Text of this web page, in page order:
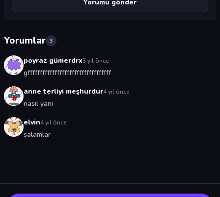
Yorumlar 3
poyraz gümerdrx3 yıl önce
gffffffffffffffffffffffffffffffffff
anne terliyi meşhurdur4 yıl önce
nasıl yani
elvin4 yıl önce
salamlar